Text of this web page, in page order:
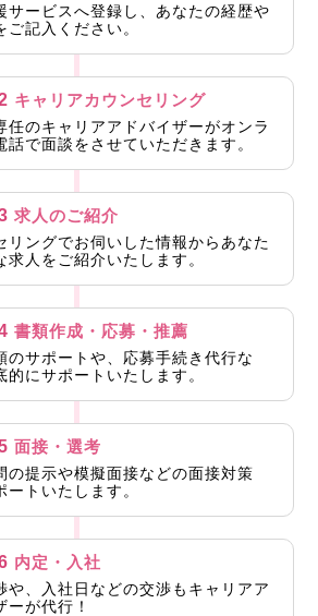
サービスへ登録し、あなたの経歴や
ご記入ください。
キャリアカウンセリング
任のキャリアアドバイザーがオンラ
話で面談をさせていただきます。
求人のご紹介
リングでお伺いした情報からあなた
求人をご紹介いたします。
書類作成・応募・推薦
のサポートや、応募手続き代行な
的にサポートいたします。
面接・選考
の提示や模擬面接などの面接対策
ートいたします。
内定・入社
や、入社日などの交渉もキャリアア
ーが代行！